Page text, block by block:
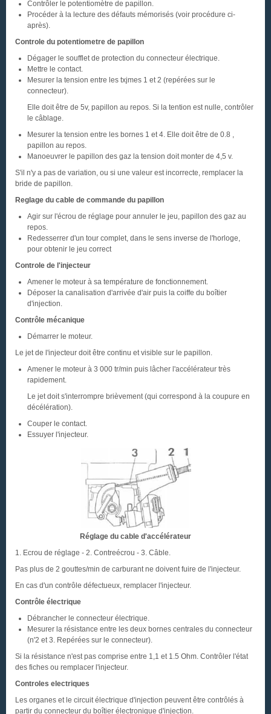
Contrôler le potentiomètre de papillon.
Procéder à la lecture des défauts mémorisés (voir procédure ci-
après).
Controle du potentiometre de papillon
Dégager le soufflet de protection du connecteur électrique.
Mettre le contact.
Mesurer la tension entre les txjmes 1 et 2 (repérées sur le
connecteur).
Elle doit être de 5v, papillon au repos. Si la tention est nulle, contrôler
le câblage.
Mesurer la tension entre les bornes 1 et 4. Elle doit être de 0.8 ,
papillon au repos.
Manoeuvrer le papillon des gaz la tension doit monter de 4,5 v.
S'il n'y a pas de variation, ou si une valeur est incorrecte, remplacer la
bride de papillon.
Reglage du cable de commande du papillon
Agir sur l'écrou de réglage pour annuler le jeu, papillon des gaz au
repos.
Redesserrer d'un tour complet, dans le sens inverse de l'horloge,
pour obtenir le jeu correct
Controle de l'injecteur
Amener le moteur à sa température de fonctionnement.
Déposer la canalisation d'arrivée d'air puis la coiffe du boîtier
d'injection.
Contrôle mécanique
Démarrer le moteur.
Le jet de l'injecteur doit être continu et visible sur le papillon.
Amener le moteur à 3 000 tr/min puis lâcher l'accélérateur très
rapidement.
Le jet doit s'interrompre brièvement (qui correspond à la coupure en
décélération).
Couper le contact.
Essuyer l'injecteur.
Réglage du cable d'accélérateur
1. Ecrou de réglage - 2. Contreécrou - 3. Câble.
Pas plus de 2 gouttes/min de carburant ne doivent fuire de l'injecteur.
En cas d'un contrôle défectueux, remplacer l'injecteur.
Contrôle électrique
Débrancher le connecteur électrique.
Mesurer la résistance entre les deux bornes centrales du connecteur
(n'2 et 3. Repérées sur le connecteur).
Si la résistance n'est pas comprise entre 1,1 et 1.5 Ohm. Contrôler l'état
des fiches ou remplacer l'injecteur.
Controles electriques
Les organes et le circuit électrique d'injection peuvent être contrôlés à
partir du connecteur du boîtier électronique d'injection.